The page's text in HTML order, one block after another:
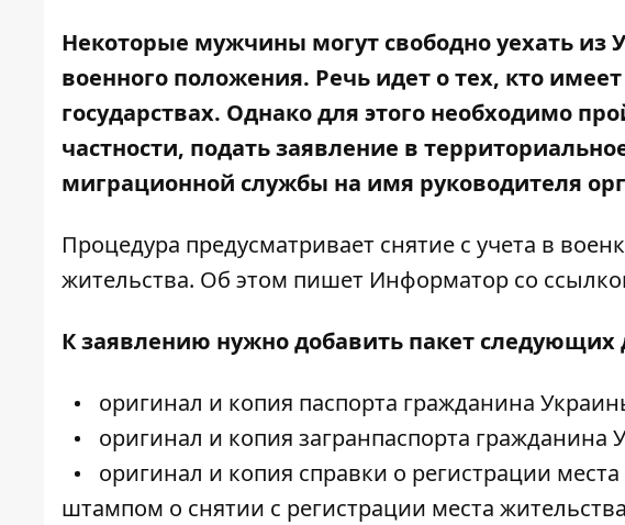
Некоторые мужчины могут свободно уехать из
военного положения. Речь идет о тех, кто
государствах. Однако для этого необходимо
частности, подать заявление в
миграционной службы на имя руководителя
Процедура предусматривает снятие с учета в
жительства. Об этом пишет Информатор со
К заявлению нужно добавить пакет следующих
оригинал и копия паспорта гражданина
оригинал и копия загранпаспорта гражданина
оригинал и копия справки о регистрации
штампом о снятии с регистрации места